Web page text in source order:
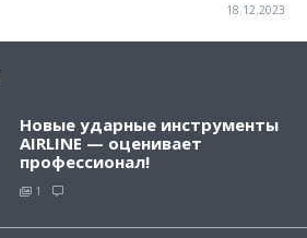
18.12.2023
Новые ударные инструменты
AIRLINE — оценивает
профессионал!
1